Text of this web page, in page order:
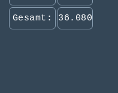
Gesamt: 36.080